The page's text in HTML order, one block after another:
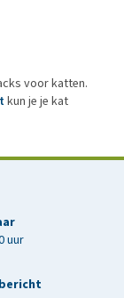
voor katten.
kun je je kat
uur